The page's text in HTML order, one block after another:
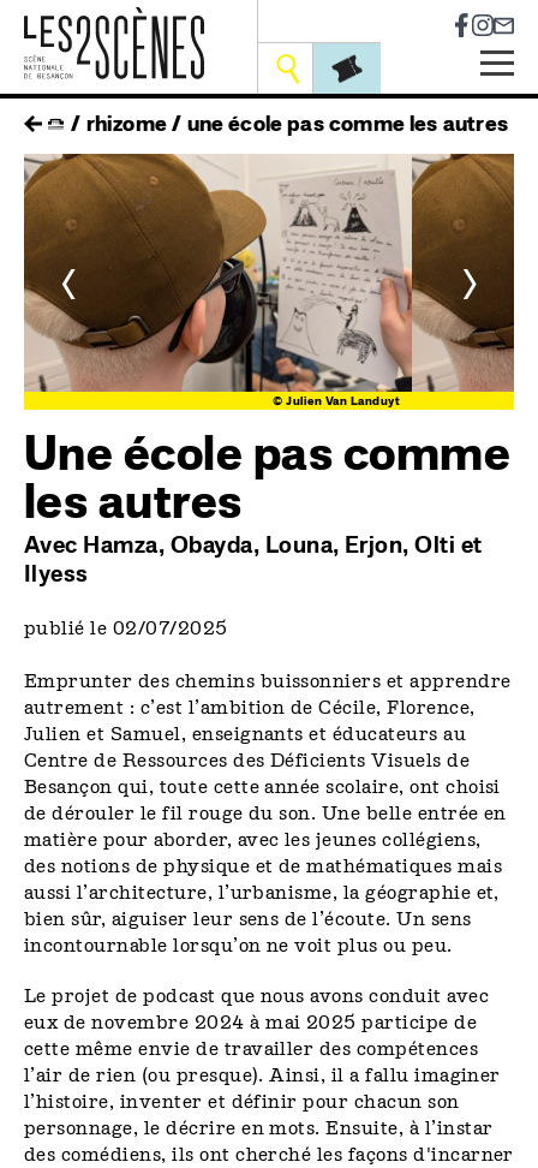
Skip
main
navigation
Outils
fil
d'ariane
rhizome une école pas comme les autres
<
© Julien Van Landuyt
>
Une école pas comme
les autres
Avec Hamza, Obayda, Louna, Erjon, Olti et
Ilyess
publié le 02/07/2025
Emprunter des chemins buissonniers et apprendre
autrement : c’est l’ambition de Cécile, Florence,
Julien et Samuel, enseignants et éducateurs au
Centre de Ressources des Déficients Visuels de
Besançon qui, toute cette année scolaire, ont choisi
de dérouler le fil rouge du son. Une belle entrée en
matière pour aborder, avec les jeunes collégiens,
des notions de physique et de mathématiques mais
aussi l’architecture, l’urbanisme, la géographie et,
bien sûr, aiguiser leur sens de l’écoute. Un sens
incontournable lorsqu’on ne voit plus ou peu.
Le projet de podcast que nous avons conduit avec
eux de novembre 2024 à mai 2025 participe de
cette même envie de travailler des compétences
l’air de rien (ou presque). Ainsi, il a fallu imaginer
l’histoire, inventer et définir pour chacun son
personnage, le décrire en mots. Ensuite, à l’instar
des comédiens, ils ont cherché les façons d'incarner